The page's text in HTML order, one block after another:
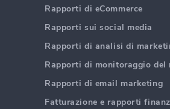
Rapporti di eCommerce
Rapporti sui social media
Rapporti di analisi di
Rapporti di monitoraggio del
Rapporti di email marketing
Fatturazione e rapporti